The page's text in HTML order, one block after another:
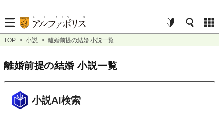
TOP > 小説 > 離婚前提の結婚 小説一覧
離婚前提の結婚 小説一覧
小説AI検索